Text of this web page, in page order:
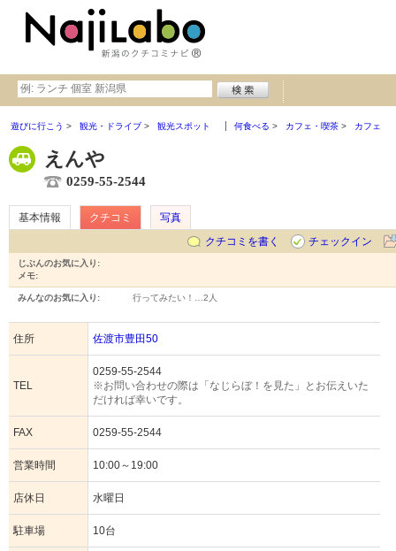
遊びに行こう 観光・ドライブ 観光スポット 何食べる カフェ・喫茶 カフェ
えんや
0259-55-2544
基本情報 クチコミ
写真
クチコミを書く
チェックイン
じぶんのお気に入り:
メモ:
みんなのお気に入り: 行ってみたい！… 2人
住所 佐渡市豊田50
TEL
0259-55-2544
※お問い合わせの際は「なじらぼ！を見た」とお伝えいた
だければ幸いです。
FAX 0259-55-2544
営業時間 10:00～19:00
店休日 水曜日
駐車場 10台